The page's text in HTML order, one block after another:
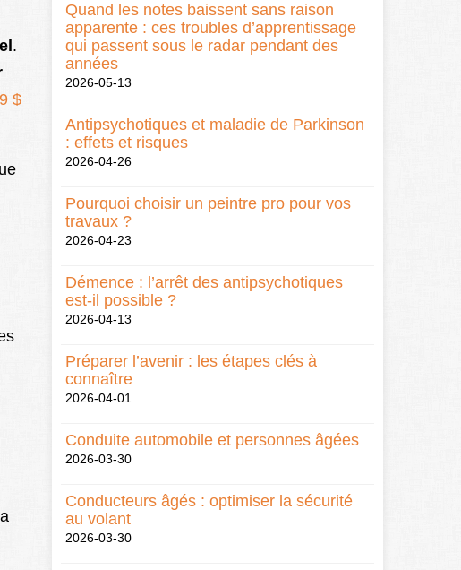
.
$
Quand les notes baissent sans raison
apparente : ces troubles d’apprentissage
qui passent sous le radar pendant des
années
2026-05-13
Antipsychotiques et maladie de Parkinson
: effets et risques
2026-04-26
Pourquoi choisir un peintre pro pour vos
travaux ?
2026-04-23
Démence : l’arrêt des antipsychotiques
est-il possible ?
2026-04-13
Préparer l’avenir : les étapes clés à
connaître
2026-04-01
Conduite automobile et personnes âgées
2026-03-30
Conducteurs âgés : optimiser la sécurité
au volant
2026-03-30